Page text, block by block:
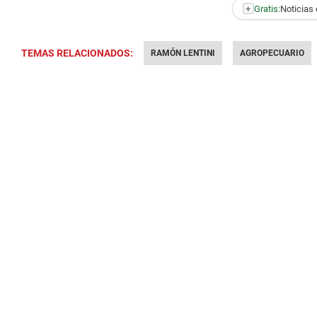
+ Gratis:Noticias
TEMAS RELACIONADOS: RAMÓN LENTINI AGROPECUARIO